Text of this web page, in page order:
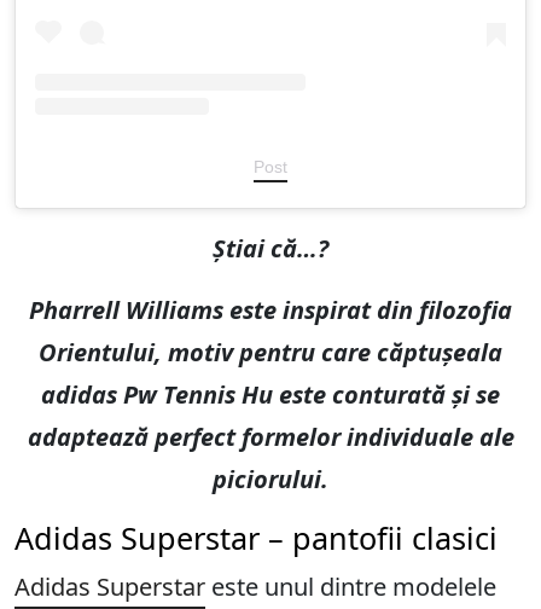
Post
Știai că…?
Pharrell Williams este inspirat din filozofia
Orientului, motiv pentru care căptușeala
adidas Pw Tennis Hu este conturată și se
adaptează perfect formelor individuale ale
piciorului.
Adidas Superstar – pantofii clasici
Adidas Superstar este unul dintre modelele